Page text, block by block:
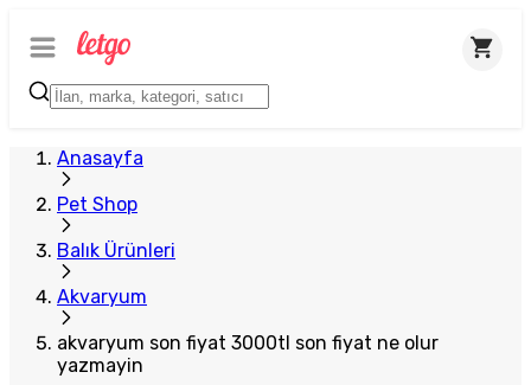
Anasayfa
Pet Shop
Balık Ürünleri
Akvaryum
akvaryum son fiyat 3000tl son fiyat ne olur
yazmayin